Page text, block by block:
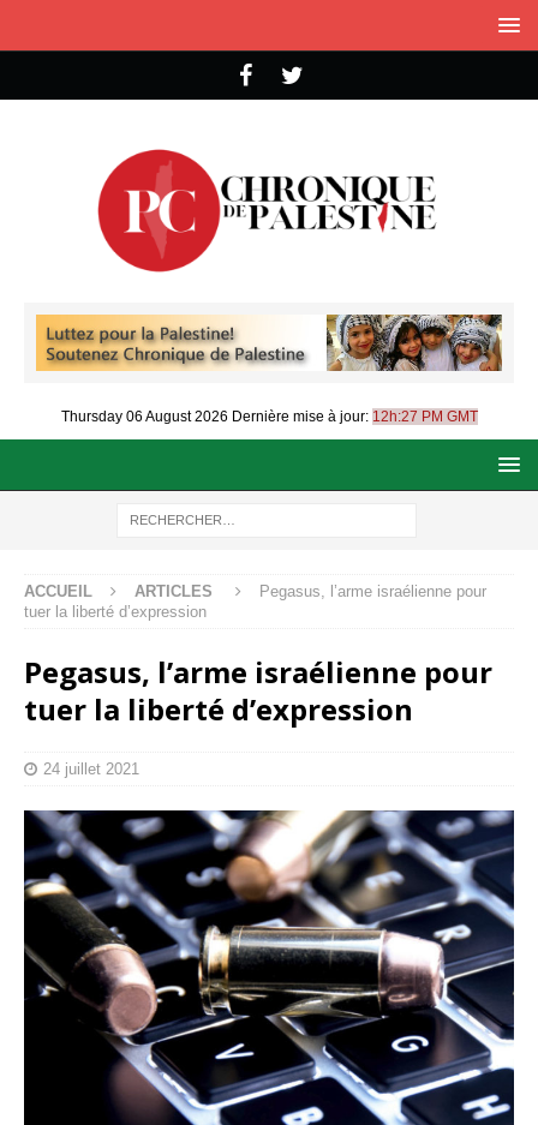
Thursday 06 August 2026 Dernière mise à jour: 12h:27 PM GMT
ACCUEIL ARTICLES
Pegasus, l’arme israélienne pour
tuer la liberté d’expression
Pegasus, l’arme israélienne pour
tuer la liberté d’expression
24 juillet 2021